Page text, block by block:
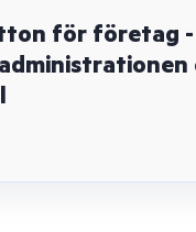
för företag -